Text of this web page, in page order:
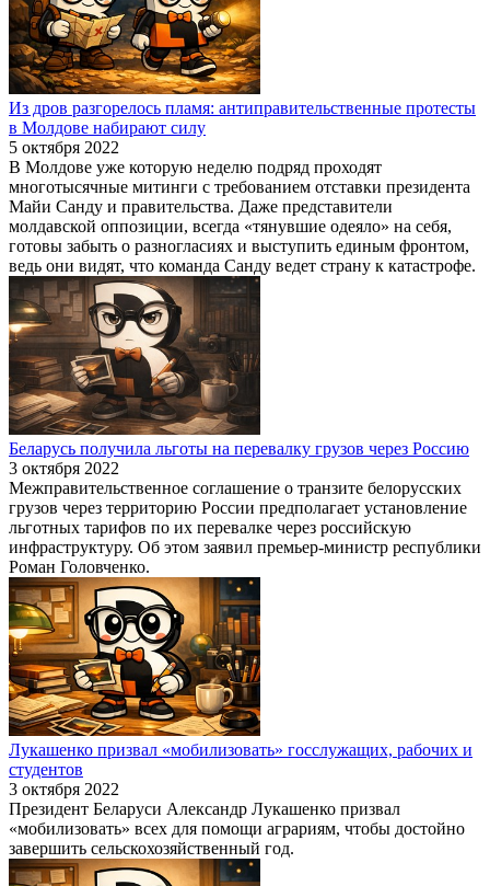
Из дров разгорелось пламя: антиправительственные протесты
в Молдове набирают силу
5 октября 2022
В Молдове уже которую неделю подряд проходят
многотысячные митинги с требованием отставки президента
Майи Санду и правительства. Даже представители
молдавской оппозиции, всегда «тянувшие одеяло» на себя,
готовы забыть о разногласиях и выступить единым фронтом,
ведь они видят, что команда Санду ведет страну к катастрофе.
Беларусь получила льготы на перевалку грузов через Россию
3 октября 2022
Межправительственное соглашение о транзите белорусских
грузов через территорию России предполагает установление
льготных тарифов по их перевалке через российскую
инфраструктуру. Об этом заявил премьер-министр республики
Роман Головченко.
Лукашенко призвал «мобилизовать» госслужащих, рабочих и
студентов
3 октября 2022
Президент Беларуси Александр Лукашенко призвал
«мобилизовать» всех для помощи аграриям, чтобы достойно
завершить сельскохозяйственный год.